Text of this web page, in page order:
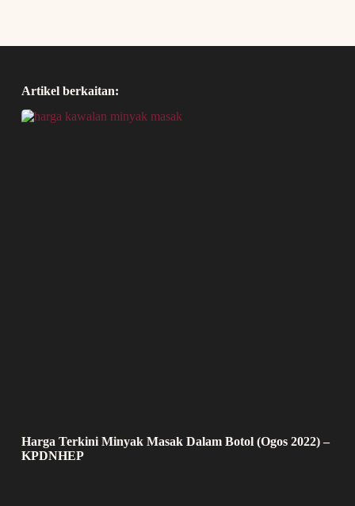
Artikel berkaitan:
Harga Terkini Minyak Masak Dalam Botol (Ogos 2022) –
KPDNHEP